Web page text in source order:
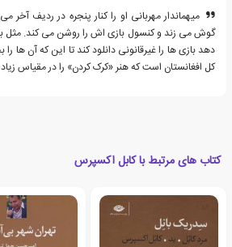
میهماندار مهربانی او را کنار پنجره در ردیف
گوش می زند و کنسول بازی اش را روشن می کند. مثل
دهد بازی ها را غیرقانونی دانلود کند تا این که آن ها را
کل افغانستان است که هنر «کرک کردن» را در مقیاس
کتاب های مرتبط با کابل اکسپرس